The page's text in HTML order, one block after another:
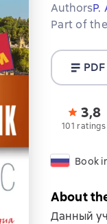
AuthorsР.
Part of
PDF
3,8
101 ratings
Book
About
Данный